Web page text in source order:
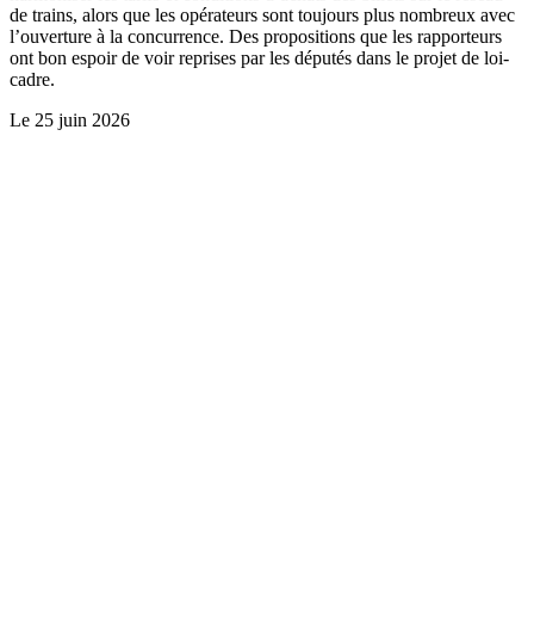
de trains, alors que les opérateurs sont toujours plus nombreux avec
l’ouverture à la concurrence. Des propositions que les rapporteurs
ont bon espoir de voir reprises par les députés dans le projet de loi-
cadre.
Le 25 juin 2026